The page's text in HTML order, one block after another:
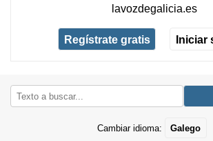
lavozdegalicia.es
Regístrate gratis Iniciar
Cambiar idioma: Galego